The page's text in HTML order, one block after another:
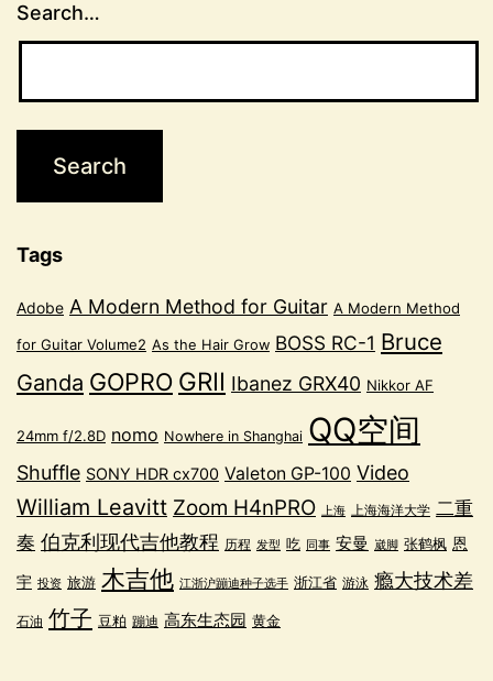
Search…
Tags
Adobe A Modern Method for Guitar A Modern Method
for Guitar Volume2 As the Hair Grow BOSS RC-1 Bruce
Ganda GOPRO GRII Ibanez GRX40 Nikkor AF
24mm f/2.8D nomo Nowhere in Shanghai QQ空间
Shuffle SONY HDR cx700 Valeton GP-100 Video
William Leavitt Zoom H4nPRO 上海 上海海洋大学 二重
奏 伯克利现代吉他教程 历程 发型 吃 同事 安曼 崴脚 张鹤枫 恩
宇 投资 旅游 木吉他 江浙沪蹦迪种子选手 浙江省 游泳 瘾大技术差
石油 竹子 豆粕 蹦迪 高东生态园 黄金